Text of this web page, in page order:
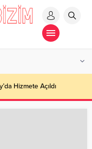
Hizmete Açıldı